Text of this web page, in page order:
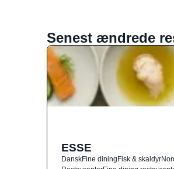
Senest ændrede
ESSE
DanskFine diningFisk & skaldyr